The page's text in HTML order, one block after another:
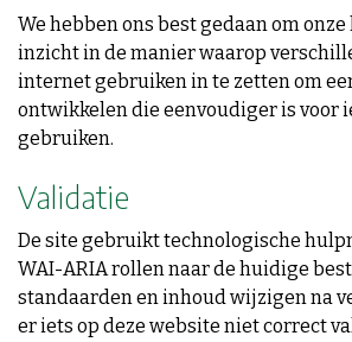
We hebben ons best gedaan om onze
inzicht in de manier waarop
internet gebruiken in te zetten om
ontwikkelen die eenvoudiger is voor
gebruiken.
Validatie
De site gebruikt technologische
WAI-ARIA rollen naar de huidige
standaarden en inhoud wijzigen na
er iets op deze website niet correct